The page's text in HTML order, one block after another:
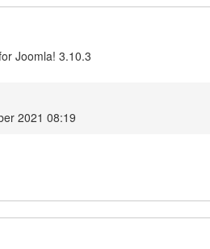
Joomla! 3.10.3
2021 08:19